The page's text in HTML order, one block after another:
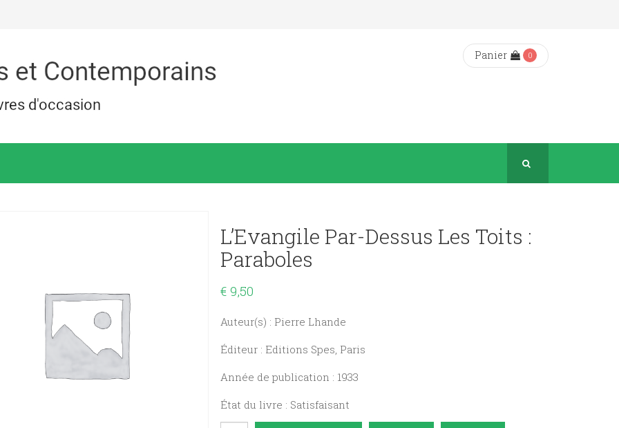
Panier 0
L’Evangile Par-Dessus Les Toits :
Paraboles
€ 9,50
Auteur(s) : Pierre Lhande
Éditeur : Editions Spes, Paris
Année de publication : 1933
État du livre : Satisfaisant